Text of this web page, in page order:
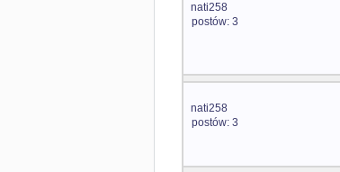
nati258
postów: 3
nati258
postów: 3